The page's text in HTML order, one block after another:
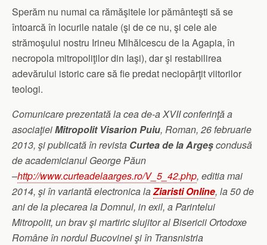
Sperăm nu numai ca rămăşitele lor pământeşti să se
întoarcă în locurile natale (şi de ce nu, şi cele ale
strămoşului nostru Irineu Mihălcescu de la Agapia, în
necropola mitropoliţilor din Iaşi), dar şi restabilirea
adevărului istoric care să fie predat neciopârţit viitorilor
teologi.
Comunicare prezentată la cea de-a XVII conferinţă a
asociaţieiMitropolit Visarion Puiu, Roman, 26 februarie
2013, şi publicată în revista Curtea de la Argeşcondusă
de academicianul George Păun
–http://www.curteadelaarges.ro/V_5_42.php, editia mai
2014, şi în variantă electronica laZiaristi Online, la 50 de
ani de la plecarea la Domnul, in exil, a Parintelui
Mitropolit, un brav şi martiric slujitor al Bisericii Ortodoxe
Române în nordul Bucovinei şi în Transnistria